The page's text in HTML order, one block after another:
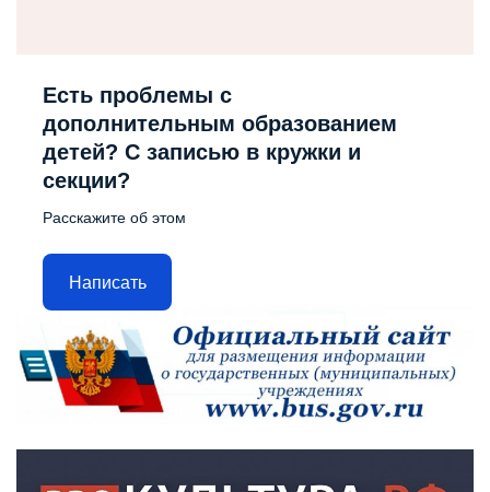
Есть проблемы с
дополнительным образованием
детей? С записью в кружки и
секции?
Расскажите об этом
Написать